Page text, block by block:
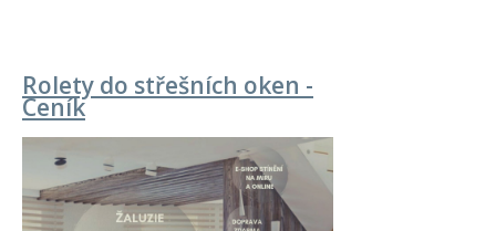
Rolety do střešních oken -
Ceník